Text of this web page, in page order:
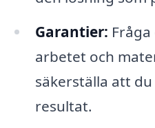
Garantier:
arbetet och
säkerställa att
resultat.